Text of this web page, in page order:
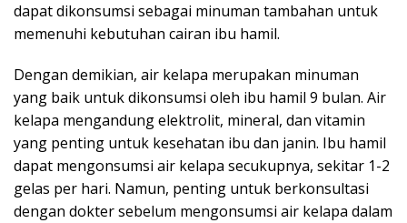
dapat dikonsumsi sebagai minuman tambahan untuk
memenuhi kebutuhan cairan ibu hamil.
Dengan demikian, air kelapa merupakan minuman
yang baik untuk dikonsumsi oleh ibu hamil 9 bulan. Air
kelapa mengandung elektrolit, mineral, dan vitamin
yang penting untuk kesehatan ibu dan janin. Ibu hamil
dapat mengonsumsi air kelapa secukupnya, sekitar 1-2
gelas per hari. Namun, penting untuk berkonsultasi
dengan dokter sebelum mengonsumsi air kelapa dalam